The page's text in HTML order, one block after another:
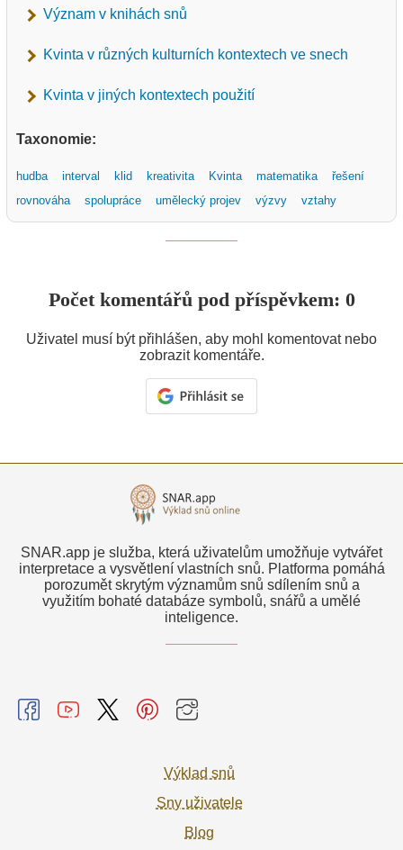
Význam v knihách snů
Kvinta v různých kulturních kontextech ve snech
Kvinta v jiných kontextech použití
Taxonomie:
hudba interval klid kreativita Kvinta matematika
řešení
rovnováha
spolupráce umělecký projev výzvy vztahy
Počet komentářů pod příspěvkem: 0
Uživatel musí být přihlášen, aby mohl komentovat nebo
zobrazit komentáře.
SNAR.app je služba, která uživatelům umožňuje vytvářet
interpretace a vysvětlení vlastních snů. Platforma pomáhá
porozumět skrytým významům snů sdílením snů a
využitím bohaté databáze symbolů, snářů a umělé
inteligence.
Výklad snů
Sny uživatele
Blog